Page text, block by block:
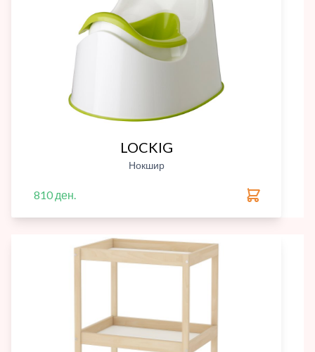
LOCKIG
Нокшир
810 ден.